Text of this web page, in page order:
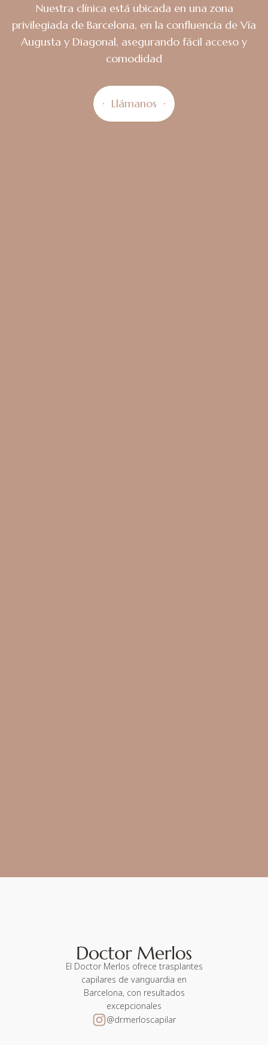
Nuestra clínica está ubicada en una zona
privilegiada de Barcelona, en la confluencia de Vía
Augusta y Diagonal, asegurando fácil acceso y
comodidad
Llámanos
El Doctor Merlos ofrece trasplantes
capilares de vanguardia en
Barcelona, con resultados
excepcionales
@dr.merloscapilar